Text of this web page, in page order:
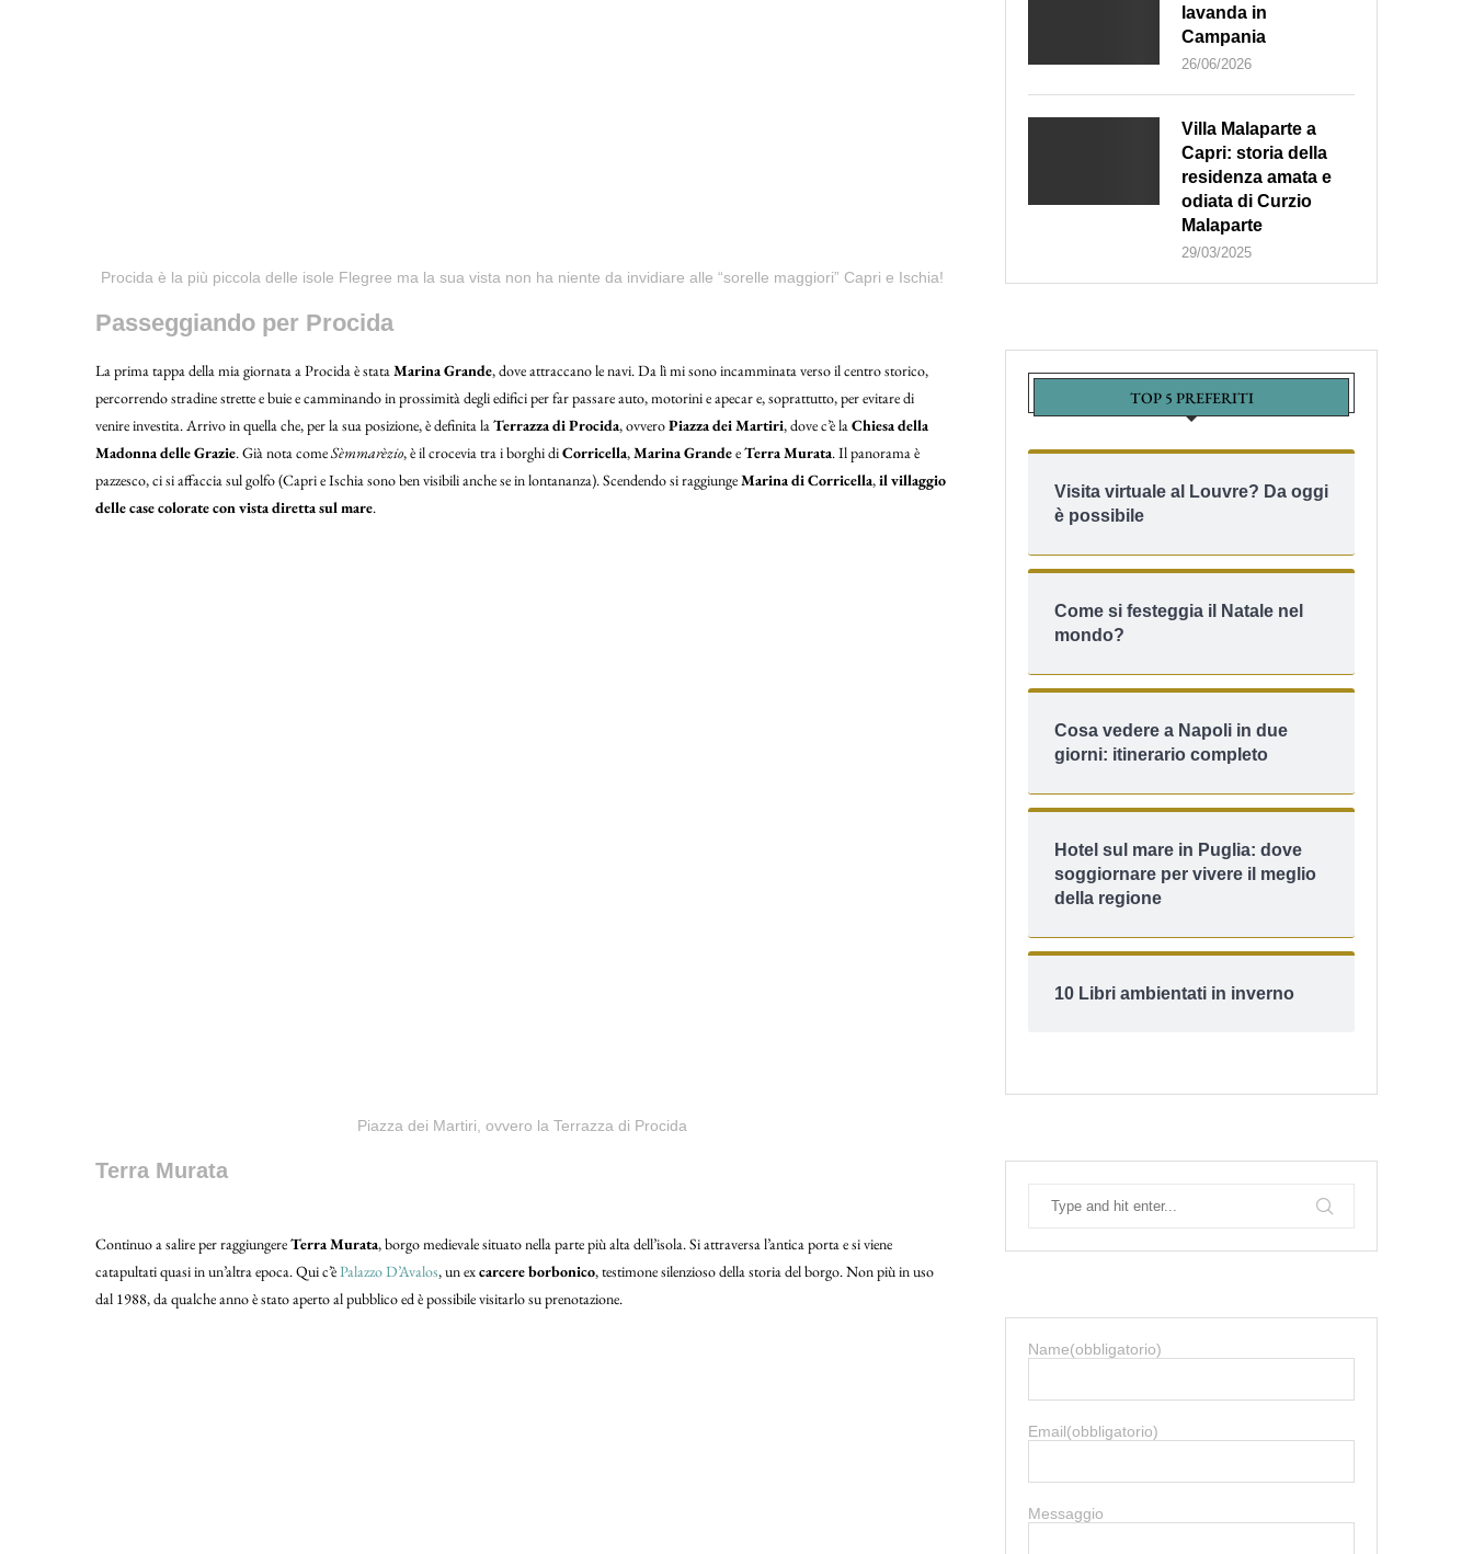
Procida è la più piccola delle isole Flegree ma la sua vista non ha niente da invidiare alle “sorelle maggiori” Capri e Ischia!
Passeggiando per Procida
La prima tappa della mia giornata a Procida è stataMarina Grande, dove attraccano le navi. Da lì mi sono incamminata verso il centro storico,
percorrendo stradine strette e buie e camminando in prossimità degli edifici per far passare auto, motorini e apecar e, soprattutto, per evitare di
venire investita. Arrivo in quella che, per la sua posizione, è definita laTerrazza di Procida, ovveroPiazza dei Martiri, dove c’è laChiesa della
Madonna delle Grazie. Già nota comeSèmmarèzio, è il crocevia tra i borghi diCorricella,Marina GrandeeTerra Murata. Il panorama è
pazzesco, ci si affaccia sul golfo (Capri e Ischia sono ben visibili anche se in lontananza). Scendendo si raggiungeMarina di Corricella,il villaggio
delle case colorate con vista diretta sul mare.
Piazza dei Martiri, ovvero la Terrazza di Procida
Terra Murata
Continuo a salire per raggiungereTerra Murata, borgo medievale situato nella parte più alta dell’isola. Si attraversa l’antica porta e si viene
catapultati quasi in un’altra epoca. Qui c’èPalazzo D’Avalos, un excarcere borbonico, testimone silenzioso della storia del borgo. Non più in uso
dal 1988, da qualche anno è stato aperto al pubblico ed è possibile visitarlo su prenotazione.
lavanda in
Campania
26/06/2026
Villa Malaparte a
Capri: storia della
residenza amata e
odiata di Curzio
Malaparte
29/03/2025
TOP 5 PREFERITI
Visita virtuale al Louvre? Da oggi
è possibile
Come si festeggia il Natale nel
mondo?
Cosa vedere a Napoli in due
giorni: itinerario completo
Hotel sul mare in Puglia: dove
soggiornare per vivere il meglio
della regione
10 Libri ambientati in inverno
Name(obbligatorio)
Email(obbligatorio)
Messaggio